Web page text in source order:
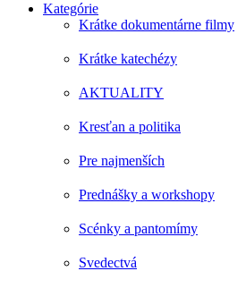
Kategórie
Krátke dokumentárne filmy
Krátke katechézy
AKTUALITY
Kresťan a politika
Pre najmenších
Prednášky a workshopy
Scénky a pantomímy
Svedectvá